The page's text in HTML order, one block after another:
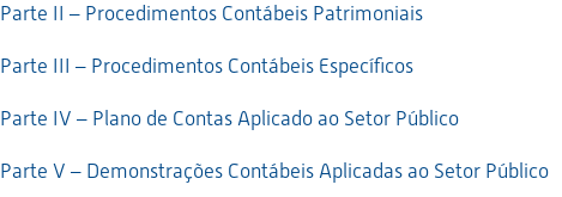
Parte II – Procedimentos Contábeis Patrimoniais
Parte III – Procedimentos Contábeis Específicos
Parte IV – Plano de Contas Aplicado ao Setor Público
Parte V – Demonstrações Contábeis Aplicadas ao Setor Público